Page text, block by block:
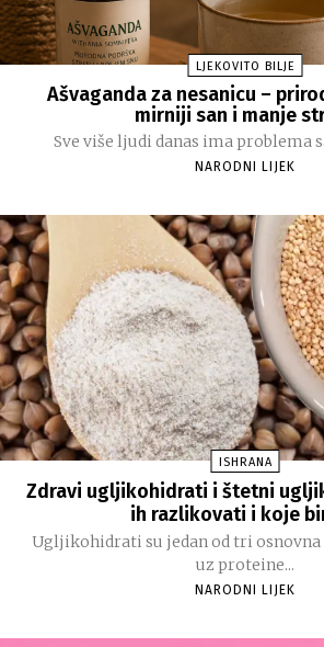
LJEKOVITO BILJE
Ašvaganda za nesanicu –
mirniji san i manje
Sve više ljudi danas ima problema
NARODNI LIJEK
ISHRANA
Zdravi ugljikohidrati i štetni
ih razlikovati i koje
Ugljikohidrati su jedan od tri
uz proteine...
NARODNI LIJEK